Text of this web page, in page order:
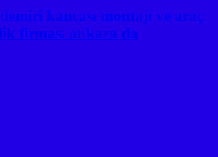
kancası montajı ve araç
firması ankara da